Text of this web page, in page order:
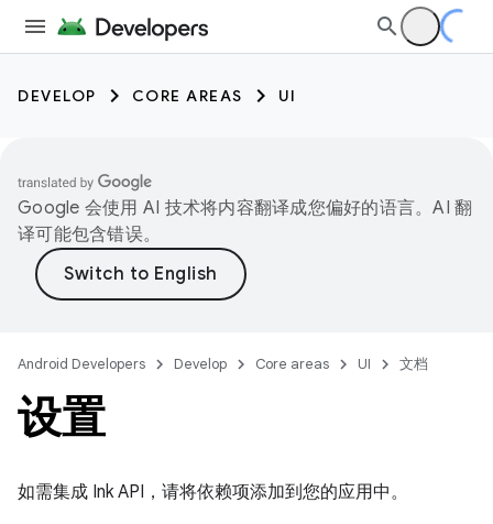
DEVELOP CORE AREAS UI
Google 会使用 AI 技术将内容翻译成您偏好的语言。AI 翻
译可能包含错误。
Android Developers Develop Core areas UI 文档
设置
如需集成 Ink API，请将依赖项添加到您的应用中。